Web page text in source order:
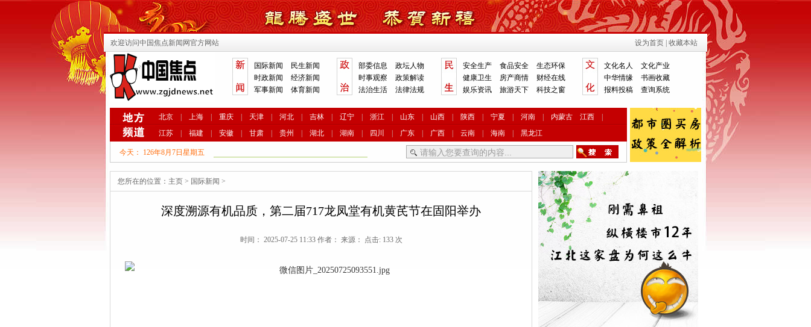
欢迎访问中国焦点新闻网官方网站 设为首页 收藏本站
国际新闻
民生新闻
时政新闻
经济新闻
军事新闻
体育新闻
部委信息
政坛人物
时事观察
政策解读
法治生活
法律法规
安全生产 食品安全
生态环保
健康卫生
房产商情
财经在线
娱乐资讯
旅游天下 科技之窗
文化名人
文化产业
中华情缘
书画收藏
报料投稿
查询系统
北京 上海 重庆 天津 河北 吉林 辽宁 浙江 山东 山西 陕西 宁夏 河南 内蒙古 江西
江苏
福建 安徽 甘肃 贵州 湖北 湖南 四川 广东 广西 云南 海南 黑龙江
今天： 126年8月7日星期五
您所在的位置： 主页 > 国际新闻 >
深度溯源有机品质，第二届717龙凤堂有机黄芪节在固阳举办
时间： 2025-07-25 11:33 作者： 来源： 点击: 133 次